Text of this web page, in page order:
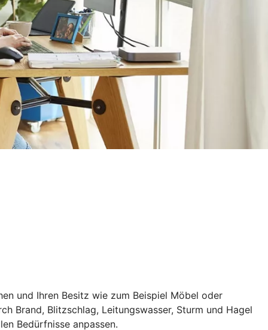
und Ihren Besitz wie zum Beispiel Möbel oder
Brand, Blitzschlag, Leitungswasser, Sturm und Hagel
Bedürfnisse anpassen.